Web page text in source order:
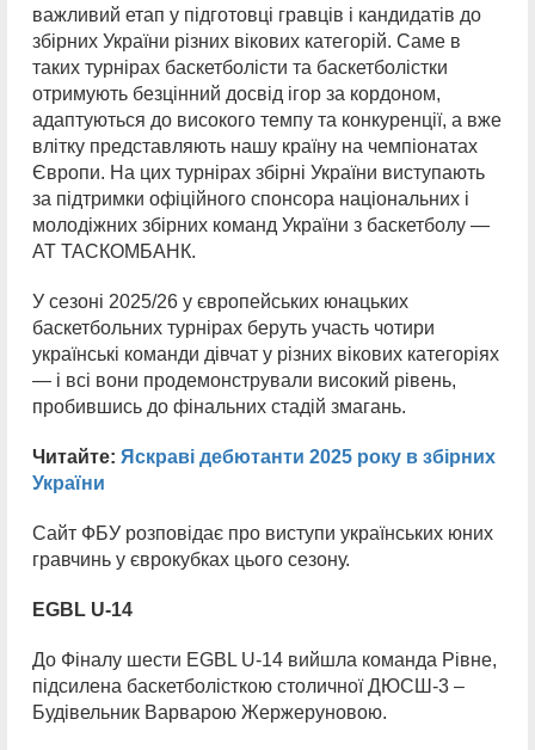
важливий етап у підготовці гравців і кандидатів до
збірних України різних вікових категорій. Саме в
таких турнірах баскетболісти та баскетболістки
отримують безцінний досвід ігор за кордоном,
адаптуються до високого темпу та конкуренції, а вже
влітку представляють нашу країну на чемпіонатах
Європи. На цих турнірах збірні України виступають
за підтримки офіційного спонсора національних і
молодіжних збірних команд України з баскетболу —
АТ ТАСКОМБАНК.
У сезоні 2025/26 у європейських юнацьких
баскетбольних турнірах беруть участь чотири
українські команди дівчат у різних вікових категоріях
— і всі вони продемонстрували високий рівень,
пробившись до фінальних стадій змагань.
Читайте: Яскраві дебютанти 2025 року в збірних
України
Сайт ФБУ розповідає про виступи українських юних
гравчинь у єврокубках цього сезону.
EGBL U-14
До Фіналу шести EGBL U-14 вийшла команда Рівне,
підсилена баскетболісткою столичної ДЮСШ-3 –
Будівельник Варварою Жержеруновою.